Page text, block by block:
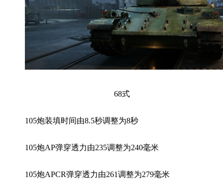
68式
105炮装填时间由8.5秒调整为8秒
105炮AP弹穿透力由235调整为240毫米
105炮APCR弹穿透力由261调整为279毫米